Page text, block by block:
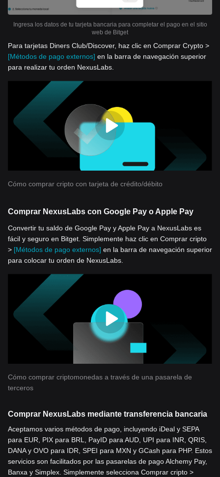
Ingresa los datos de tu tarjeta bancaria para completar el pago en el sitio
web de Bitget
Para tarjetas Diners Club/Discover, haz clic en Comprar Crypto >
[Métodos de pago externos] en la barra de navegación superior
para realizar tu orden NexusLabs.
Cómo comprar cripto con tarjeta de crédito/débito
Comprar NexusLabs con Google Pay o Apple Pay
Convertir tu saldo de Google Pay y Apple Pay a NexusLabs es
fácil y seguro en Bitget. Simplemente haz clic en Comprar cripto
> [Métodos de pago externos] en la barra de navegación superior
para colocar tu orden de NexusLabs.
Cómo comprar criptomonedas a través de una pasarela de
terceros
Comprar NexusLabs mediante transferencia bancaria
Aceptamos varios métodos de pago, incluyendo iDeal y SEPA
para EUR, PIX para BRL, PayID para AUD, UPI para INR, QRIS,
DANA y OVO para IDR, SPEI para MXN y GCash para PHP. Estos
servicios son facilitados por las pasarelas de pago Alchemy Pay,
Banxa y Simplex. Simplemente selecciona Comprar cripto >